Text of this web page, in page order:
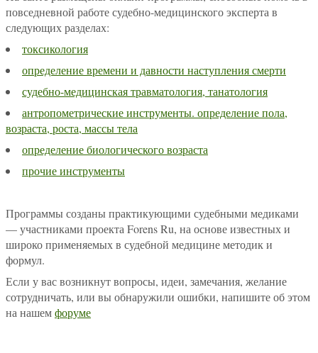
повседневной работе судебно-медицинского эксперта в
следующих разделах:
токсикология
определение времени и давности наступления смерти
судебно-медицинская травматология, танатология
антропометрические инструменты. определение пола,
возраста, роста, массы тела
определение биологического возраста
прочие инструменты
Программы созданы практикующими судебными медиками
— участниками проекта Forens Ru, на основе известных и
широко применяемых в судебной медицине методик и
формул.
Если у вас возникнут вопросы, идеи, замечания, желание
сотрудничать, или вы обнаружили ошибки, напишите об этом
на нашемфоруме